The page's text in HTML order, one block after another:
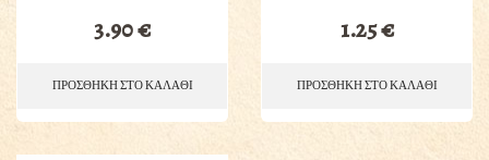
3.90€
ΠΡΟΣΘΗΚΗ ΣΤΟ ΚΑΛΑΘΙ
1.25€
ΠΡΟΣΘΗΚΗ ΣΤΟ ΚΑΛΑΘΙ